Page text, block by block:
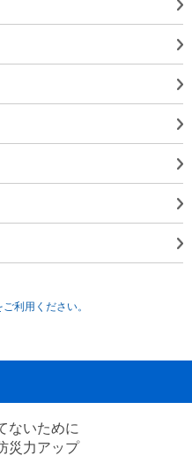
利用ください。
ないために
災力アップ